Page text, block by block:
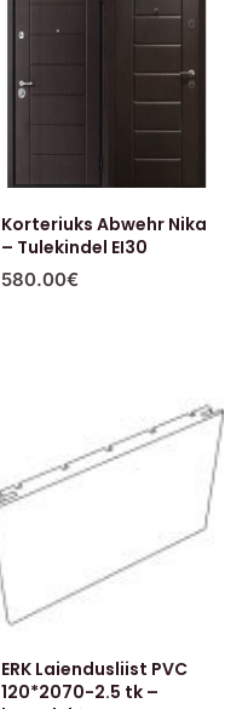
Korteriuks Abwehr Nika
– Tulekindel EI30
580.00€
ERK Laiendusliist PVC
120*2070-2.5 tk –